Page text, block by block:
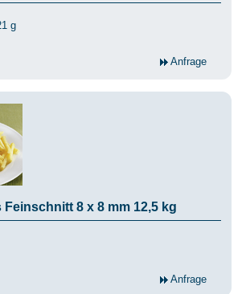
g
Anfrage
Feinschnitt 8 x 8 mm 12,5 kg
Anfrage